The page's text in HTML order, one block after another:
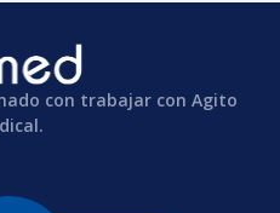
con trabajar con Agito